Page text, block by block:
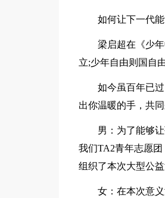
如何让下一代
梁启超在《少
立;少年自由则国自
如今虽百年已
出你温暖的手，共
男：为了能够
我们TA2青年志愿
组织了本次大型公
女：在本次意